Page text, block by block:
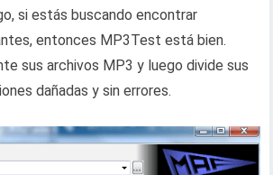
si estás buscando encontrar
entonces MP3Test está bien.
sus archivos MP3 y luego divide sus
dañadas y sin errores.